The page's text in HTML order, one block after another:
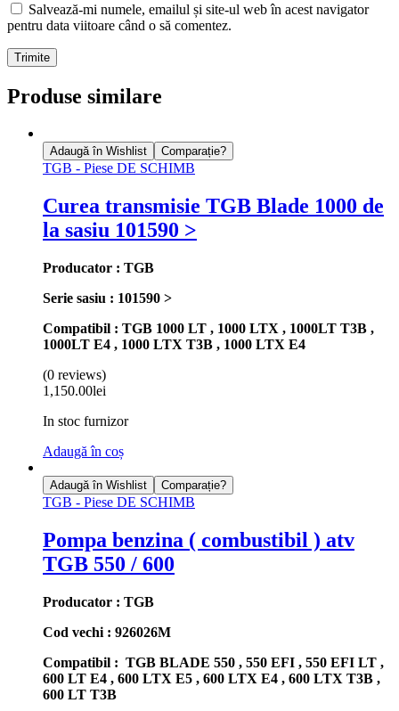
Salvează-mi numele, emailul și site-ul web în acest navigator
pentru data viitoare când o să comentez.
Produse similare
Adaugă în Wishlist Comparație?
TGB - Piese DE SCHIMB
Curea transmisie TGB Blade 1000 de
la sasiu 101590 >
Producator : TGB
Serie sasiu : 101590 >
Compatibil : TGB 1000 LT , 1000 LTX , 1000LT T3B ,
1000LT E4 , 1000 LTX T3B , 1000 LTX E4
(0 reviews)
1,150.00lei
In stoc furnizor
Adaugă în coș
Adaugă în Wishlist Comparație?
TGB - Piese DE SCHIMB
Pompa benzina ( combustibil ) atv
TGB 550 / 600
Producator : TGB
Cod vechi : 926026M
Compatibil : TGB BLADE 550 , 550 EFI , 550 EFI LT ,
600 LT E4 , 600 LTX E5 , 600 LTX E4 , 600 LTX T3B ,
600 LT T3B